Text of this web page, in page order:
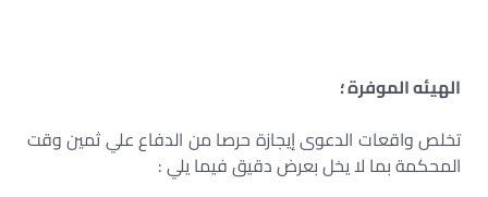
الهيئه الموفرة ؛
تخلص واقعات الدعوى إيجازة حرصا من الدفاع علي ثمين وقت
المحكمة بما لا يخل بعرض دقيق فيما يلي :